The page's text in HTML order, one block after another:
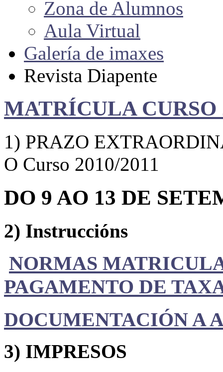
Zona de Alumnos
Aula Virtual
Galería de imaxes
Revista Diapente
MATRÍCULA CURSO
1) PRAZO
O Curso 2010/2011
DO 9 AO 13 DE
2) Instruccións
NORMAS
PAGAMENTO DE
DOCUMENTACIÓN A
3) IMPRESOS